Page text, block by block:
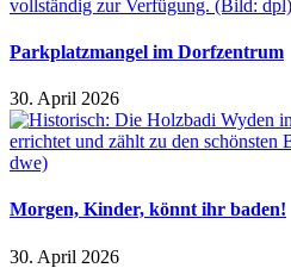
Parkplatzmangel im Dorfzentrum
30. April 2026
Morgen, Kinder, könnt ihr baden!
30. April 2026